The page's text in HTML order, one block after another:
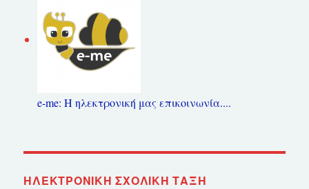
e-me: Η ηλεκτρονική μας επικοινωνία....
ΗΛΕΚΤΡΟΝΙΚΉ ΣΧΟΛΙΚΉ ΤΆΞΗ